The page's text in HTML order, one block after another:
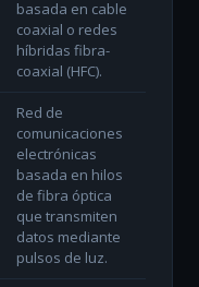
basada en cable
coaxial o redes
híbridas fibra-
coaxial (HFC).
Red de
comunicaciones
electrónicas
basada en hilos
de fibra óptica
que transmiten
datos mediante
pulsos de luz.